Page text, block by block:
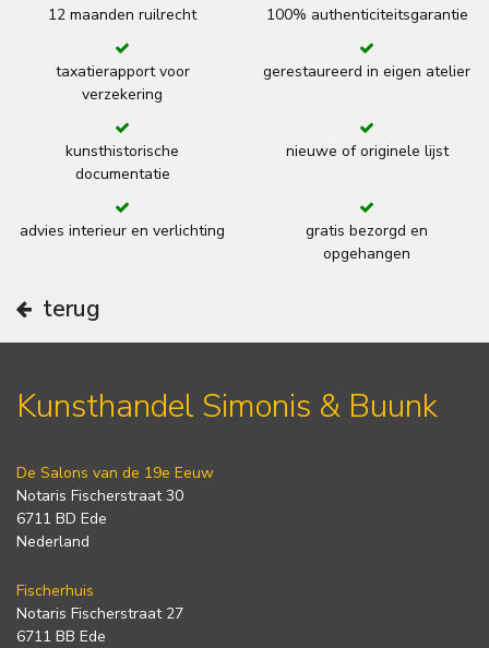
12 maanden ruilrecht 100% authenticiteitsgarantie
taxatierapport voor
verzekering
gerestaureerd in eigen atelier
kunsthistorische
documentatie
nieuwe of originele lijst
advies interieur en verlichting
gratis bezorgd en
opgehangen
terug
Kunsthandel Simonis & Buunk
De Salons van de 19e Eeuw
Notaris Fischerstraat 30
6711 BD Ede
Nederland
Fischerhuis
Notaris Fischerstraat 27
6711 BB Ede